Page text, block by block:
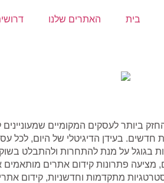
בית האתרים שלנו
ביותר לעסקים המקומיים
חדשים. בעידן הדיגיטלי של היום, לכל
בגוגל על מנת להתחרות ולהתבלט
מציעה פתרונות קידום אתרים
מתקדמות וחדשניות, קידום